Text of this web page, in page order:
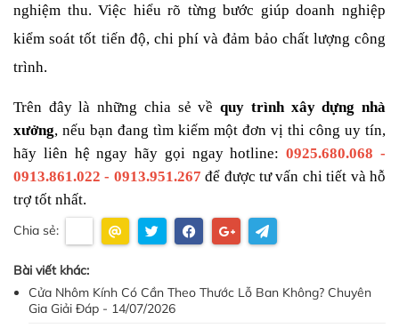
nghiệm thu. Việc hiểu rõ từng bước giúp doanh nghiệp
kiểm soát tốt tiến độ, chi phí và đảm bảo chất lượng công
trình.
Trên đây là những chia sẻ về quy trình xây dựng nhà
xưởng, nếu bạn đang tìm kiếm một đơn vị thi công uy tín,
hãy liên hệ ngay hãy gọi ngay hotline: 0925.680.068 -
0913.861.022 - 0913.951.267 để được tư vấn chi tiết và hỗ
trợ tốt nhất.
Chia sẻ:
Bài viết khác:
Cửa Nhôm Kính Có Cần Theo Thước Lỗ Ban Không? Chuyên
Gia Giải Đáp - 14/07/2026